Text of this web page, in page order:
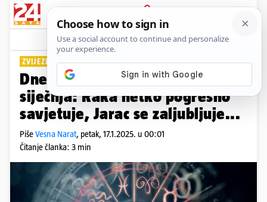
PRIJAVA
Lifestyle Komentari
ZVIJEZDE OTKRIVAJU
Dnevni horoskop za petak 17.
siječnja: Raka netko pogrešno
savjetuje, Jarac se zaljubljuje...
PišeVesna Narat, petak, 17.1.2025. u 00:01
Čitanje članka: 3 min